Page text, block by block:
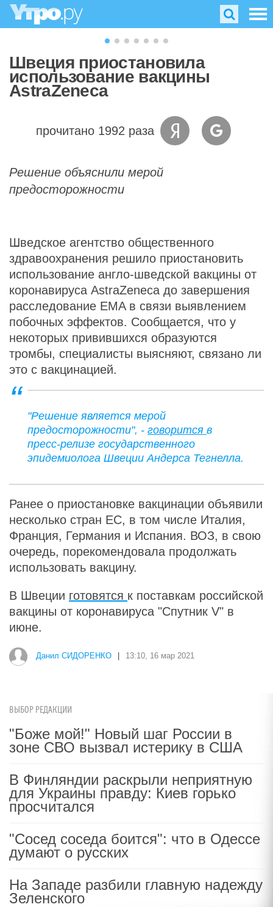
Швеция приостановила
использование вакцины
AstraZeneca
прочитано 1992 раза
Решение объяснили мерой
предосторожности
Шведское агентство общественного
здравоохранения решило приостановить
использование англо-шведской вакцины от
коронавируса AstraZeneca до завершения
расследование EMA в связи выявлением
побочных эффектов. Сообщается, что у
некоторых привившихся образуются
тромбы, специалисты выясняют, связано ли
это с вакцинацией.
"Решение является мерой
предосторожности", - говорится в
пресс-релизе государственного
эпидемиолога Швеции Андерса Тегнелла.
Ранее о приостановке вакцинации объявили
несколько стран ЕС, в том числе Италия,
Франция, Германия и Испания. ВОЗ, в свою
очередь, порекомендовала продолжать
использовать вакцину.
В Швеции готовятся к поставкам российской
вакцины от коронавируса "Спутник V" в
июне.
Данил СИДОРЕНКО 13:10, 16 мар 2021
ВЫБОР РЕДАКЦИИ
"Боже мой!" Новый шаг России в
зоне СВО вызвал истерику в США
В Финляндии раскрыли неприятную
для Украины правду: Киев горько
просчитался
"Сосед соседа боится": что в Одессе
думают о русских
На Западе разбили главную надежду
Зеленского